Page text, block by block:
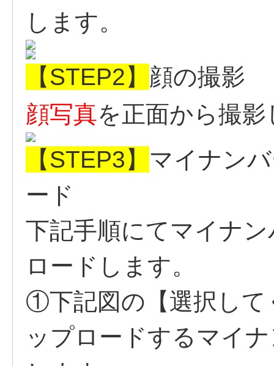
します。
【STEP2】 顔の撮影
顔写真を正面から撮
【STEP3】 マイナン
ード
下記手順にてマイナ
ロードします。
①下記図の【選択して
ップロードするマイ